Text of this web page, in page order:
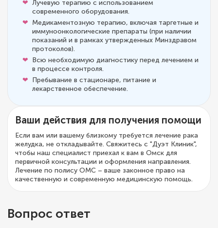
Лучевую терапию с использованием
современного оборудования.
Медикаментозную терапию, включая таргетные и
иммуноонкологические препараты (при наличии
показаний и в рамках утвержденных Минздравом
протоколов).
Всю необходимую диагностику перед лечением и
в процессе контроля.
Пребывание в стационаре, питание и
лекарственное обеспечение.
Ваши действия для получения помощи
Если вам или вашему близкому требуется лечение рака
желудка, не откладывайте. Свяжитесь с "Дуэт Клиник",
чтобы наш специалист приехал к вам в Омск для
первичной консультации и оформления направления.
Лечение по полису ОМС – ваше законное право на
качественную и современную медицинскую помощь.
Вопрос ответ